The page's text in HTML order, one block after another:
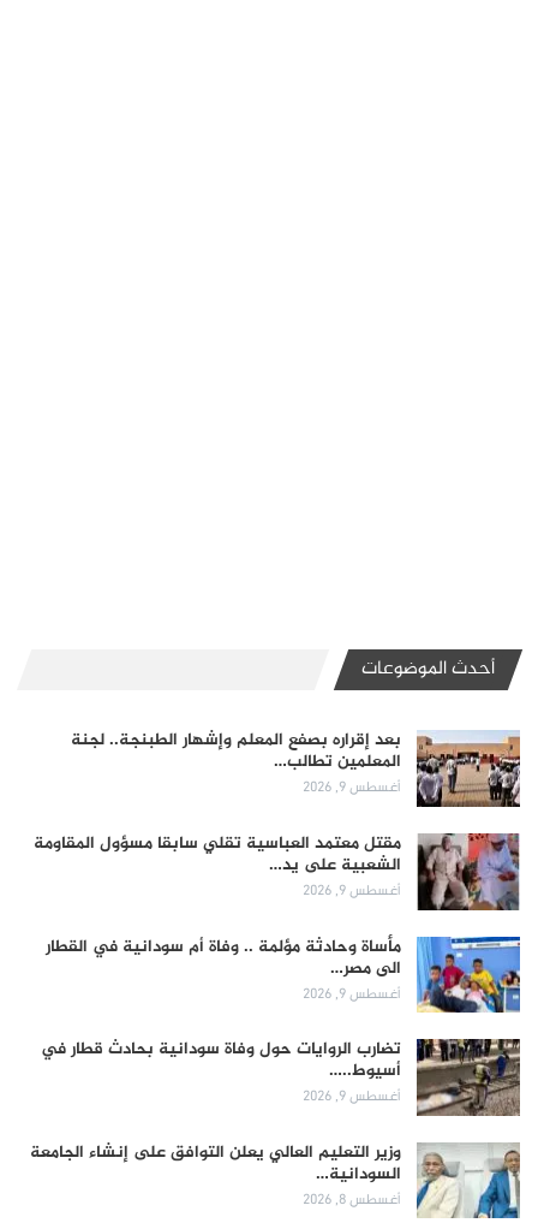
أحدث الموضوعات
بعد إقراره بصفع المعلم وإشهار الطبنجة.. لجنة
المعلمين تطالب…
أغسطس 9, 2026
مقتل معتمد العباسية تقلي سابقا مسؤول المقاومة
الشعبية على يد…
أغسطس 9, 2026
مأساة وحادثة مؤلمة .. وفاة أم سودانية في القطار
الى مصر…
أغسطس 9, 2026
تضارب الروايات حول وفاة سودانية بحادث قطار في
أسيوط..…
أغسطس 9, 2026
وزير التعليم العالي يعلن التوافق على إنشاء الجامعة
السودانية…
أغسطس 8, 2026